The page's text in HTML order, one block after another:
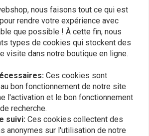
nous faisons tout ce qui est
rendre votre expérience avec
que possible ! À cette fin, nous
types de cookies qui stockent des
visite dans notre boutique en ligne.
Ces cookies sont
bon fonctionnement de notre site
l'activation et le bon fonctionnement
recherche.
suivi: Ces cookies collectent des
anonymes sur l'utilisation de notre